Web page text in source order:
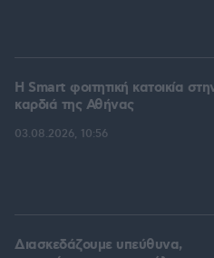
Η Smart φοιτητική κατοικία
καρδιά της Αθήνας
03.08.2026, 10:56
Διασκεδάζουμε υπεύθυνα,